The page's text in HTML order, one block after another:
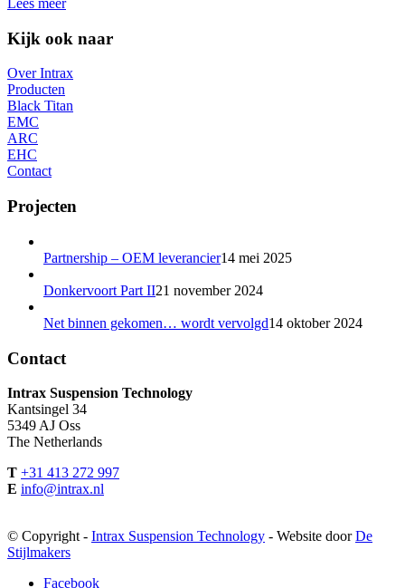
Lees meer
Kijk ook naar
Over Intrax
Producten
Black Titan
EMC
ARC
EHC
Contact
Projecten
Partnership – OEM leverancier14 mei 2025
Donkervoort Part II21 november 2024
Net binnen gekomen… wordt vervolgd14 oktober 2024
Contact
Intrax Suspension Technology
Kantsingel 34
5349 AJ Oss
The Netherlands
T +31 413 272 997
E info@intrax.nl
© Copyright - Intrax Suspension Technology - Website doorDe
Stijlmakers
Facebook